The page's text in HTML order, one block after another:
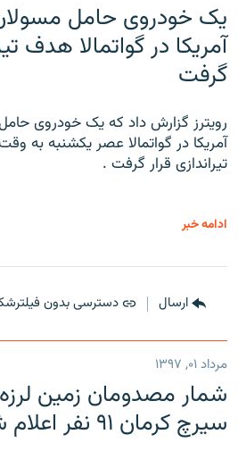
یک خودروی حامل
آمریکا در گواتمالا هدف
گرفت
رویترز گزارش داد که یک خودروی
آمریکا در گواتمالا عصر یکشنبه به
تیراندازی قرار گرفت .
ادامه خبر
ارسال دسترسی بدون
مرداد ۰۱, ۱۳۹۷
شمار مصدومان زمین
سیرچ کرمان ۹۱ نفر اعلام شد